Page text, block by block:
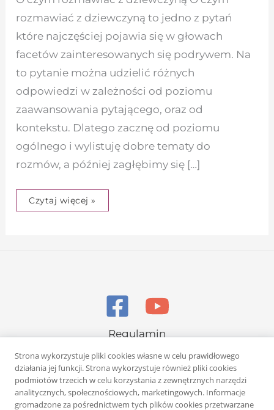
rozmawiać z dziewczyną to jedno z pytań
które najczęściej pojawia się w głowach
facetów zainteresowanych się podrywem. Na
to pytanie można udzielić różnych
odpowiedzi w zależności od poziomu
zaawansowania pytającego, oraz od
kontekstu. Dlatego zacznę od poziomu
ogólnego i wylistuję dobre tematy do
rozmów, a później zagłębimy się […]
Czytaj więcej »
Regulamin
Polityka prywatności
Strona wykorzystuje pliki cookies własne w celu prawidłowego
działania jej funkcji. Strona wykorzystuje również pliki cookies
podmiotów trzecich w celu korzystania z zewnętrznych narzędzi
analitycznych, społecznościowych, marketingowych. Informacje
gromadzone za pośrednictwem tych plików cookies przetwarzane